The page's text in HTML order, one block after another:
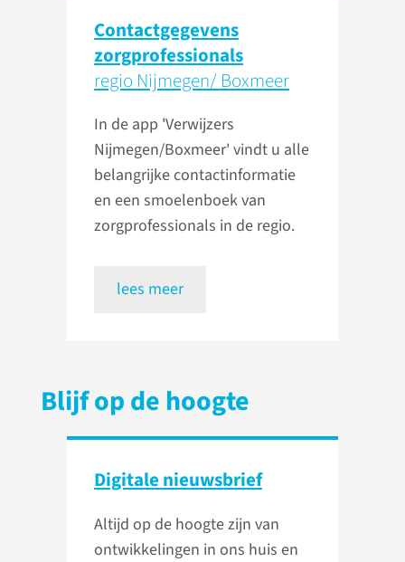
Contact­gegevens
zorgprofessionals
regio Nijmegen/ Boxmeer
In de app 'Verwijzers
Nijmegen/Boxmeer' vindt u alle
belangrijke contactinformatie
en een smoelenboek van
zorgprofessionals in de regio.
lees meer
Blijf op de hoogte
Digitale nieuwsbrief
Altijd op de hoogte zijn van
ontwikkelingen in ons huis en